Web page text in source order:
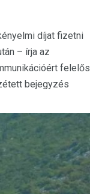
díjat fizetni
– írja az
felelős
bejegyzés